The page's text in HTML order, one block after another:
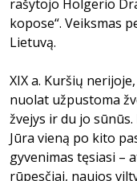
rašytojo Holgerio
kopose“. Veiksmas
Lietuvą.
XIX a. Kuršių
nuolat užpustoma
žvejys ir du jo
Jūra vieną po kito
gyvenimas tęsiasi –
rūpesčiai, naujos